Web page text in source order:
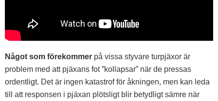
Något som förekommer på vissa styvare turpjäxor är
problem med att pjäxans fot ”kollapsar” när de pressas
ordentligt. Det är ingen katastrof för åkningen, men kan leda
till att responsen i pjäxan plötsligt blir betydligt sämre när